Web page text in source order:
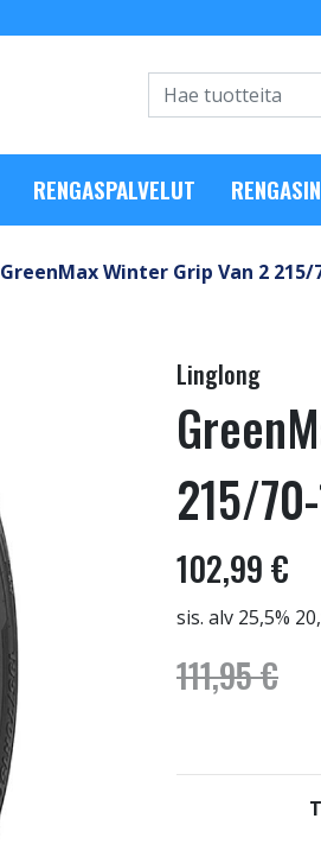
RENGASPALVELUT
GreenMax Winter Grip Van 2 215/
Linglong
215/
102,99 €
sis. alv 25,5%
111,95 €